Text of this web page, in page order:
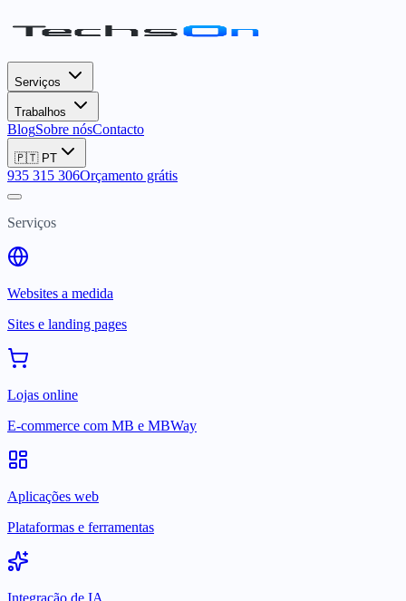
Serviços
Trabalhos
BlogSobre nósContacto
🇵🇹 PT
935 315 306Orçamento grátis
Serviços
Websites a medida
Sites e landing pages
Lojas online
E-commerce com MB e MBWay
Aplicações web
Plataformas e ferramentas
Integração de IA